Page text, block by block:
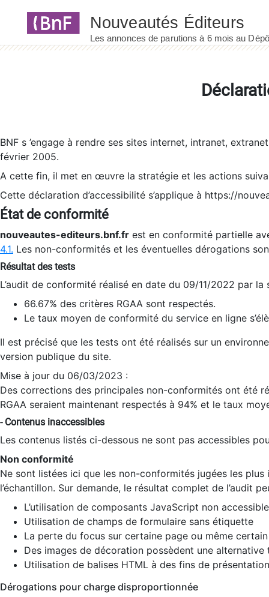
BNF s ’engage à rendre ses sites internet, intranet,
février 2005.
A cette fin, il met en œuvre la stratégie et les actions
Cette déclaration d’accessibilité s’applique à https://
État de conformité
nouveautes-editeurs.bnf.fr est en conformité partielle
4.1. Les non-conformités et les éventuelles dérogations
Résultat des tests
L’audit de conformité réalisé en date du 09/11/2022 par
66.67% des critères RGAA sont respectés.
Le taux moyen de conformité du service en ligne
Il est précisé que les tests ont été réalisés sur un
version publique du site.
Mise à jour du 06/03/2023 :
Des corrections des principales non-conformités ont été
RGAA seraient maintenant respectés à 94% et le taux
- Contenus inaccessibles
Les contenus listés ci-dessous ne sont pas accessibles
Non conformité
Ne sont listées ici que les non-conformités jugées les
l’échantillon. Sur demande, le résultat complet de l’audit
L’utilisation de composants JavaScript non
Utilisation de champs de formulaire sans étiquette
La perte du focus sur certaine page ou même
Des images de décoration possèdent une alternative
Utilisation de balises HTML à des fins de
Dérogations pour charge disproportionnée